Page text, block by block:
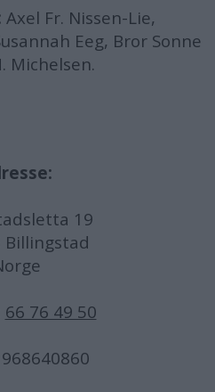
Axel Fr. Nissen-Lie,
Eeg, Bror Sonne
Michelsen.
19
Billingstad
66 76 49 50